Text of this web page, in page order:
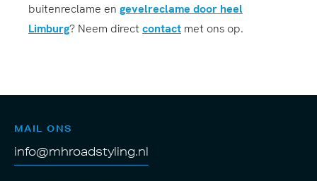
buitenreclame en gevelreclame door heel
Limburg? Neem direct contact met ons op.
MAIL ONS
info@mhroadstyling.nl